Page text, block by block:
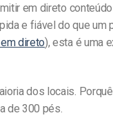
em direto
e fiável do que um
direto), esta é uma
dos locais.
de 300 pés.